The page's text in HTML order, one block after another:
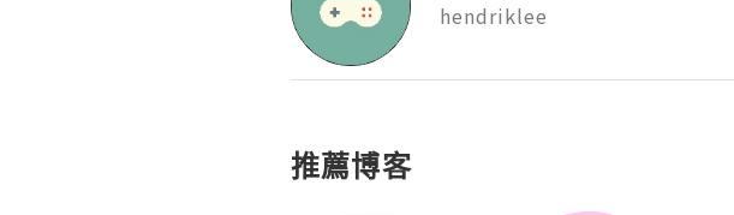
hendriklee
推薦博客